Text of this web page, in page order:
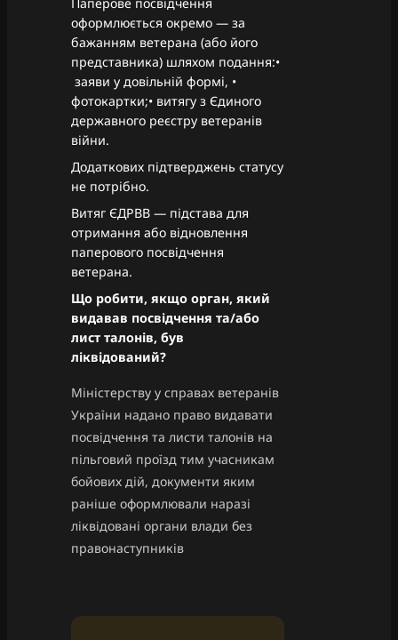
оформлюється окремо — за
бажанням ветерана (або його
представника) шляхом подання:•
заяви у довільній формі, •
фотокартки;• витягу з Єдиного
державного реєстру ветеранів
війни.
Додаткових підтверджень статусу
не потрібно.
Витяг ЄДРВВ — підстава для
отримання або відновлення
паперового посвідчення
ветерана.
Що робити, якщо орган, який
видавав посвідчення та/або
лист талонів, був
ліквідований?
Міністерству у справах ветеранів
України надано право видавати
посвідчення та листи талонів на
пільговий проїзд тим учасникам
бойових дій, документи яким
раніше оформлювали наразі
ліквідовані органи влади без
правонаступників